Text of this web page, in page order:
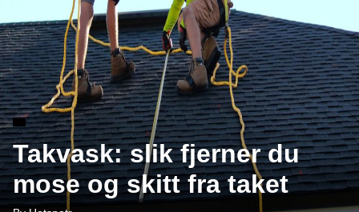
Takvask: slik fjerner du
mose og skitt fra taket